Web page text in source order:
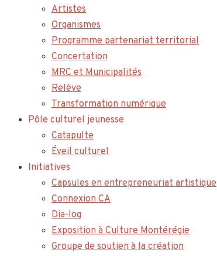
Artistes
Organismes
Programme partenariat territorial
Concertation
MRC et Municipalités
Relève
Transformation numérique
Pôle culturel jeunesse
Catapulte
Éveil culturel
Initiatives
Capsules en entrepreneuriat artistique
Connexion CA
Dia-log
Exposition à Culture Montérégie
Groupe de soutien à la création